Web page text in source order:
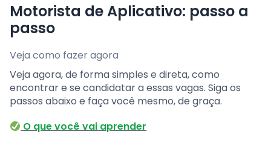
Motorista de Aplicativo: passo a
passo
Veja como fazer agora
Veja agora, de forma simples e direta, como
encontrar e se candidatar a essas vagas. Siga os
passos abaixo e faça você mesmo, de graça.
O que você vai aprender